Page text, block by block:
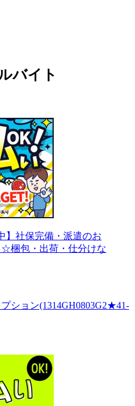
バイト
】社保完備・派遣のお
梱包・出荷・仕分けな
ション(1314GH0803G2★41-